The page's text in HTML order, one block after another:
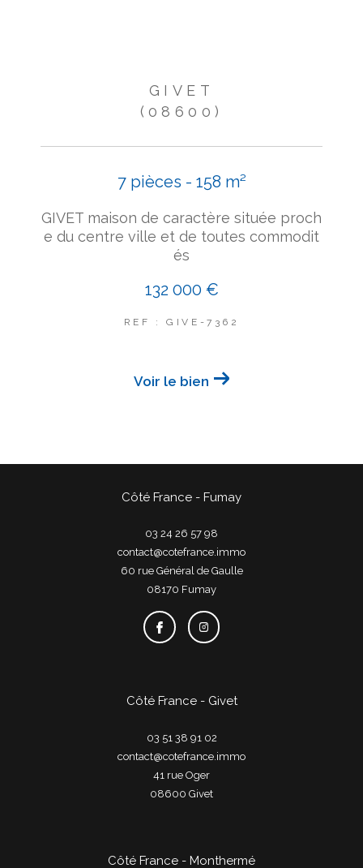
GIVET
(08600)
7 pièces - 158 m²
GIVET maison de caractère située proch
e du centre ville et de toutes commodit
és
132 000 €
REF : GIVE-7362
Voir le bien
Côté France - Fumay
03 24 26 57 98
contact@cotefrance.immo
60 rue Général de Gaulle
08170
fumay
Côté France - Givet
03 51 38 91 02
contact@cotefrance.immo
41 rue Oger
08600
givet
Côté France - Monthermé